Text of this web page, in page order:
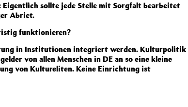
sollte jede Stelle mit Sorgfalt bearbeitet
Abriet.
funktionieren?
in Institutionen integriert werden. Kulturpolitik
von allen Menschen in DE an so eine kleine
von Kultureliten. Keine Einrichtung ist